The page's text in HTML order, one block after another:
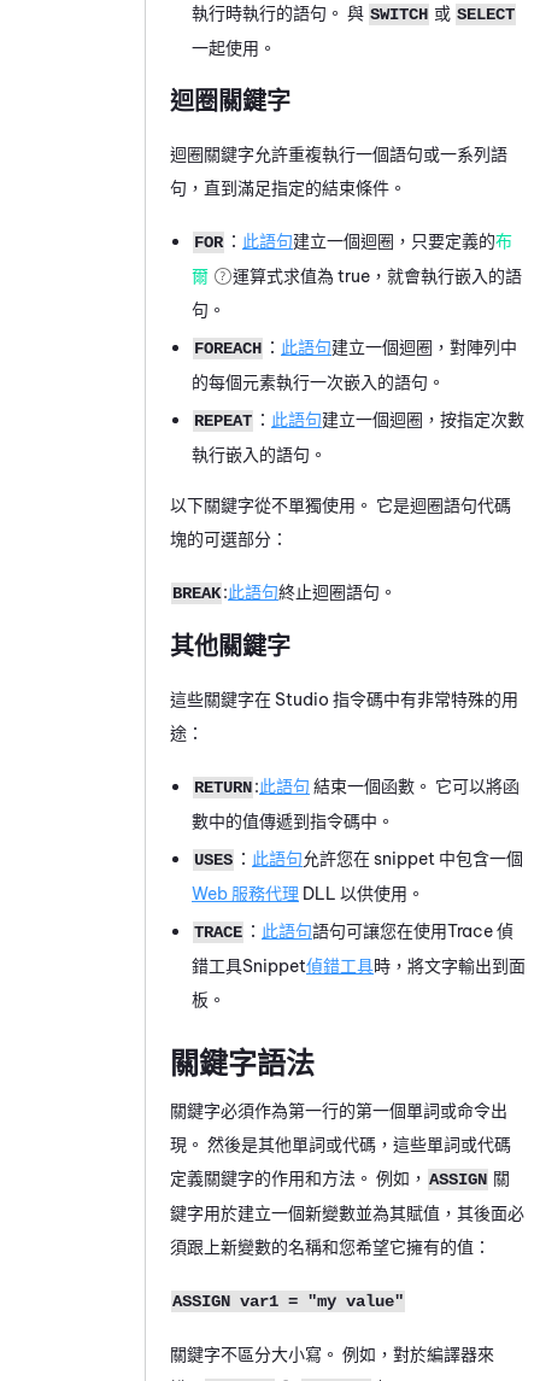
執行時執行的語句。 與 SWITCH 或 SELECT
一起使用。
迴圈關鍵字
迴圈關鍵字允許重複執行一個語句或一系列語
句，直到滿足指定的結束條件。
FOR ： 此語句建立一個迴圈，只要定義的布
爾
運算式求值為 true，就會執行嵌入的語
句。
FOREACH ： 此語句建立一個迴圈，對陣列中
的每個元素執行一次嵌入的語句。
REPEAT ： 此語句建立一個迴圈，按指定次數
執行嵌入的語句。
以下關鍵字從不單獨使用。 它是迴圈語句代碼
塊的可選部分：
BREAK:此語句終止迴圈語句。
其他關鍵字
這些關鍵字在 Studio 指令碼中有非常特殊的用
途：
RETURN:此語句 結束一個函數。 它可以將函
數中的值傳遞到指令碼中。
USES ： 此語句允許您在 snippet 中包含一個
Web 服務代理 DLL 以供使用。
TRACE ： 此語句語句可讓您在使用Trace偵
錯工具Snippet偵錯工具時，將文字輸出到面
板。
關鍵字語法
關鍵字必須作為第一行的第一個單詞或命令出
現。 然後是其他單詞或代碼，這些單詞或代碼
定義關鍵字的作用和方法。 例如， ASSIGN 關
鍵字用於建立一個新變數並為其賦值，其後面必
須跟上新變數的名稱和您希望它擁有的值：
ASSIGN var1 = "my value"
關鍵字不區分大小寫。 例如，對於編譯器來